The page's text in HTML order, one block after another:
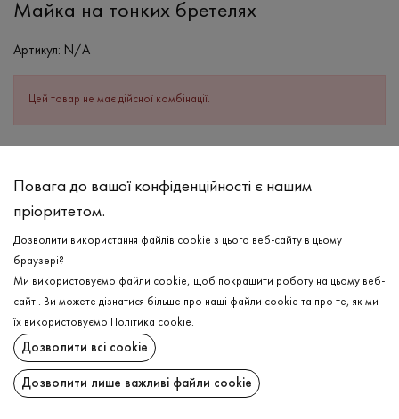
Майка на тонких бретелях
Артикул: N/A
Цей товар не має дійсної комбінації.
СКЛАД
Бавовна - 95%, Еластан - 5%
ДОГЛЯД
Прання в холодній воді (до 30 ° C)
Відбілювання заборонено
Прасувати при середній температурі
Щадний віджим і сушка
Щадна хімчистка
ДОСТАВКА
ПОВЕРНЕННЯ
Повага до вашої конфіденційності є нашим
пріоритетом.
Дозволити використання файлів cookie з цього веб-сайту в цьому
браузері?
Ми використовуємо файли cookie, щоб покращити роботу на цьому веб-
сайті. Ви можете дізнатися більше про наші файли cookie та про те, як ми
їх використовуємо
Політика cookie.
Дозволити всі cookie
Дозволити лише важливі файли cookie